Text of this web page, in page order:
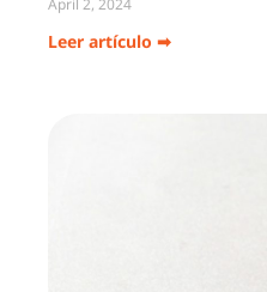
April 2, 2024
Leer artículo ➡